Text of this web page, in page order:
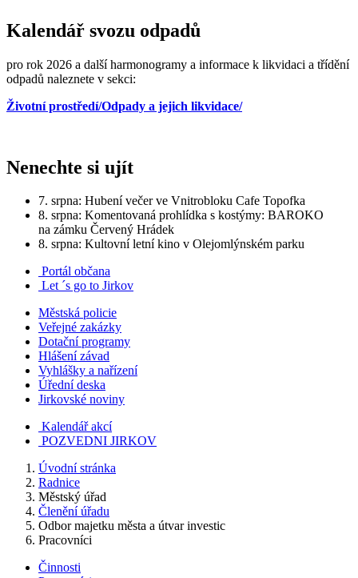
Kalendář svozu odpadů
pro rok 2026 a další harmonogramy a informace k likvidaci a třídění
odpadů naleznete v sekci:
Životní prostředí/Odpady a jejich likvidace/
Nenechte si ujít
7. srpna: Hubení večer ve Vnitrobloku Cafe Topofka
8. srpna: Komentovaná prohlídka s kostýmy: BAROKO
na zámku Červený Hrádek
8. srpna: Kultovní letní kino v Olejomlýnském parku
Portál občana
Let ´s go to Jirkov
Městská policie
Veřejné zakázky
Dotační programy
Hlášení závad
Vyhlášky a nařízení
Úřední deska
Jirkovské noviny
Kalendář akcí
POZVEDNI JIRKOV
Úvodní stránka
Radnice
Městský úřad
Členění úřadu
Odbor majetku města a útvar investic
Pracovníci
Činnosti